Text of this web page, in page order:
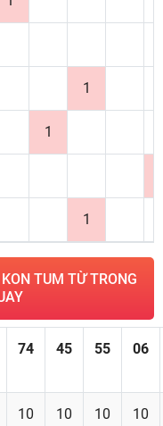
1
1
1
TUM TỪ TRONG
74 45 55 06
10 10 10 10